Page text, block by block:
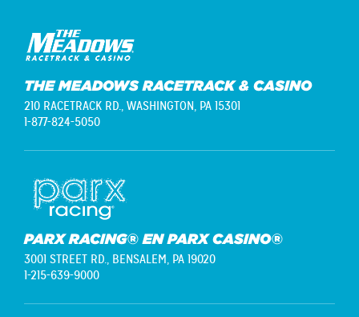
THE MEADOWS RACETRACK & CASINO
210 RACETRACK RD., WASHINGTON, PA 15301
1-877-824-5050
PARX RACING® EN PARX CASINO®
3001 STREET RD., BENSALEM, PA 19020
1-215-639-9000